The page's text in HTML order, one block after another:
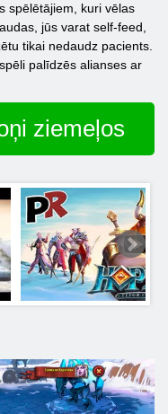
spēlētājiem, kuri vēlas
jūs varat self-feed,
tikai nedaudz pacients.
palīdzēs alianses ar
ziemeļos